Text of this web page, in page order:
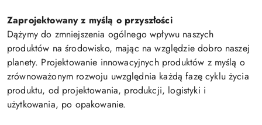
Zaprojektowany z myślą o przyszłości
Dążymy do zmniejszenia ogólnego wpływu naszych
produktów na środowisko, mając na względzie dobro naszej
planety. Projektowanie innowacyjnych produktów z myślą o
zrównoważonym rozwoju uwzględnia każdą fazę cyklu życia
produktu, od projektowania, produkcji, logistyki i
użytkowania, po opakowanie.